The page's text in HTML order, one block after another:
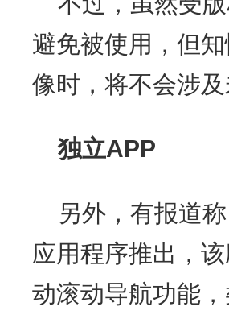
避免被使用，但
像时，将不会涉
独立APP
另外，有报道
应用程序推出，
动滚动导航功能